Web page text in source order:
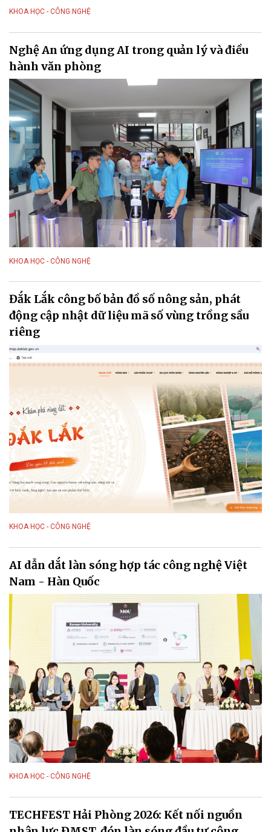
KHOA HỌC - CÔNG NGHỆ
Nghệ An ứng dụng AI trong quản lý và điều
hành văn phòng
KHOA HỌC - CÔNG NGHỆ
Đắk Lắk công bố bản đồ số nông sản, phát
động cập nhật dữ liệu mã số vùng trồng sầu
riêng
KHOA HỌC - CÔNG NGHỆ
AI dẫn dắt làn sóng hợp tác công nghệ Việt
Nam - Hàn Quốc
KHOA HỌC - CÔNG NGHỆ
TECHFEST Hải Phòng 2026: Kết nối nguồn